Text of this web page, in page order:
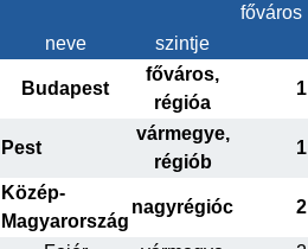
főváros
neve szintje
Budapest
főváros,
régióa
1
Pest
vármegye,
régiób
1
Közép-
Magyarország
nagyrégióc 2